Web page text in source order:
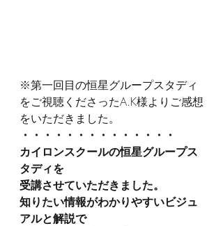
※第一回目の恒星グループスタディ
をご視聴くださったA.K様よりご感想
をいただきました。
・・・・・・・・・・・・・・
カイロンスクールの恒星グループス
タディを
受講させていただきました。
知りたい情報がわかりやすいビジュ
アルと解説で